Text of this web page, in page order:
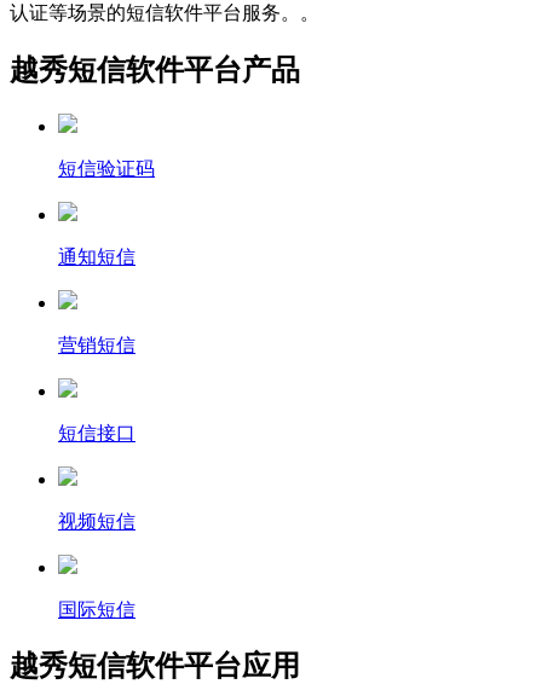
认证等场景的短信软件平台服务。。
越秀短信软件平台产品
短信验证码
通知短信
营销短信
短信接口
视频短信
国际短信
越秀短信软件平台应用